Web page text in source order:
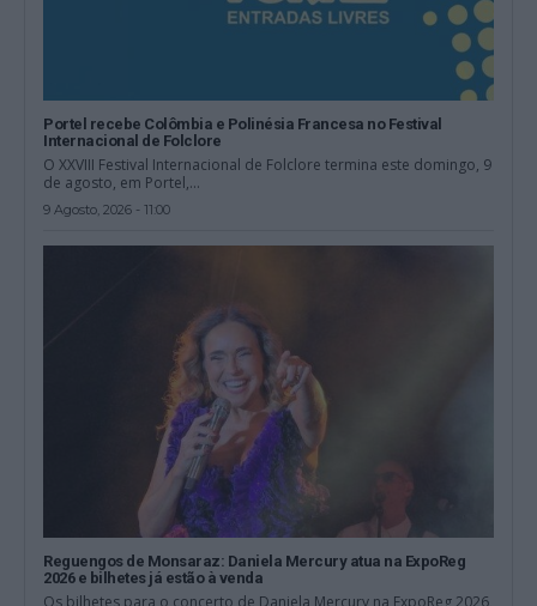
Portel recebe Colômbia e Polinésia Francesa no Festival
Internacional de Folclore
O XXVIII Festival Internacional de Folclore termina este domingo, 9
de agosto, em Portel,...
9 Agosto, 2026 - 11:00
Reguengos de Monsaraz: Daniela Mercury atua na ExpoReg
2026 e bilhetes já estão à venda